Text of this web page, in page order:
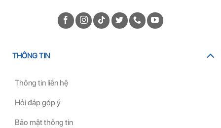
THÔNG TIN
Thông tin liên hệ
Hỏi đáp góp ý
Bảo mật thông tin